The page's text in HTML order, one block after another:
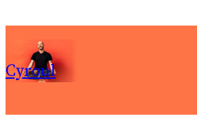
au
contenu
Cyroul